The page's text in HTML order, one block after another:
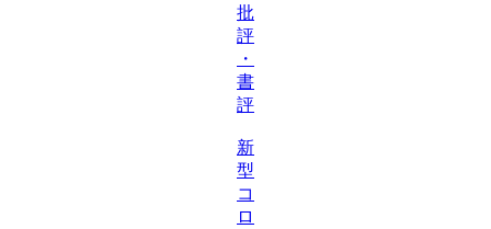
批
評
・
書
評
新
型
コ
ロ